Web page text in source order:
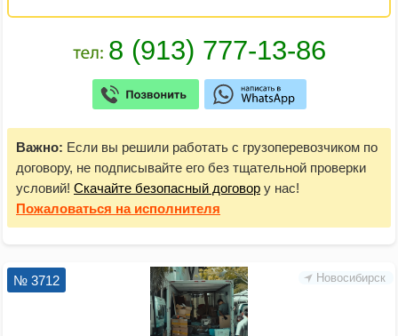
Важно: Если вы решили работать с грузоперевозчиком по
договору, не подписывайте его без тщательной проверки
условий! Скачайте безопасный договор у нас!
Пожаловаться на исполнителя
Новосибирск
№ 3712